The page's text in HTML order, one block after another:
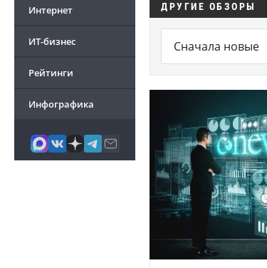
Интернет
ИТ-бизнес
Рейтинги
Инфографика
ДРУГИЕ ОБЗОРЫ
Сначала новые